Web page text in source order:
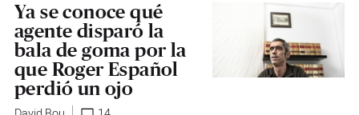
Ya se conoce qué
agente disparó la
bala de goma por la
que Roger Español
perdió un ojo